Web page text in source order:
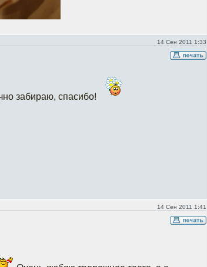
14 Сен 2011 1:33
забираю, спасибо!
14 Сен 2011 1:41